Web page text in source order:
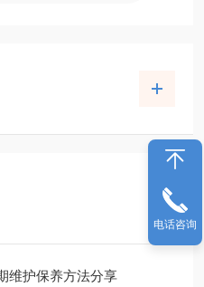
维护保养方法分享
电话咨询